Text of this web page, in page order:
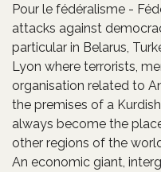
Pour le fédéralisme -
attacks against
particular in Belarus,
Lyon where terrorists,
organisation related to
the premises of a
always become the
other regions of the
An economic giant,